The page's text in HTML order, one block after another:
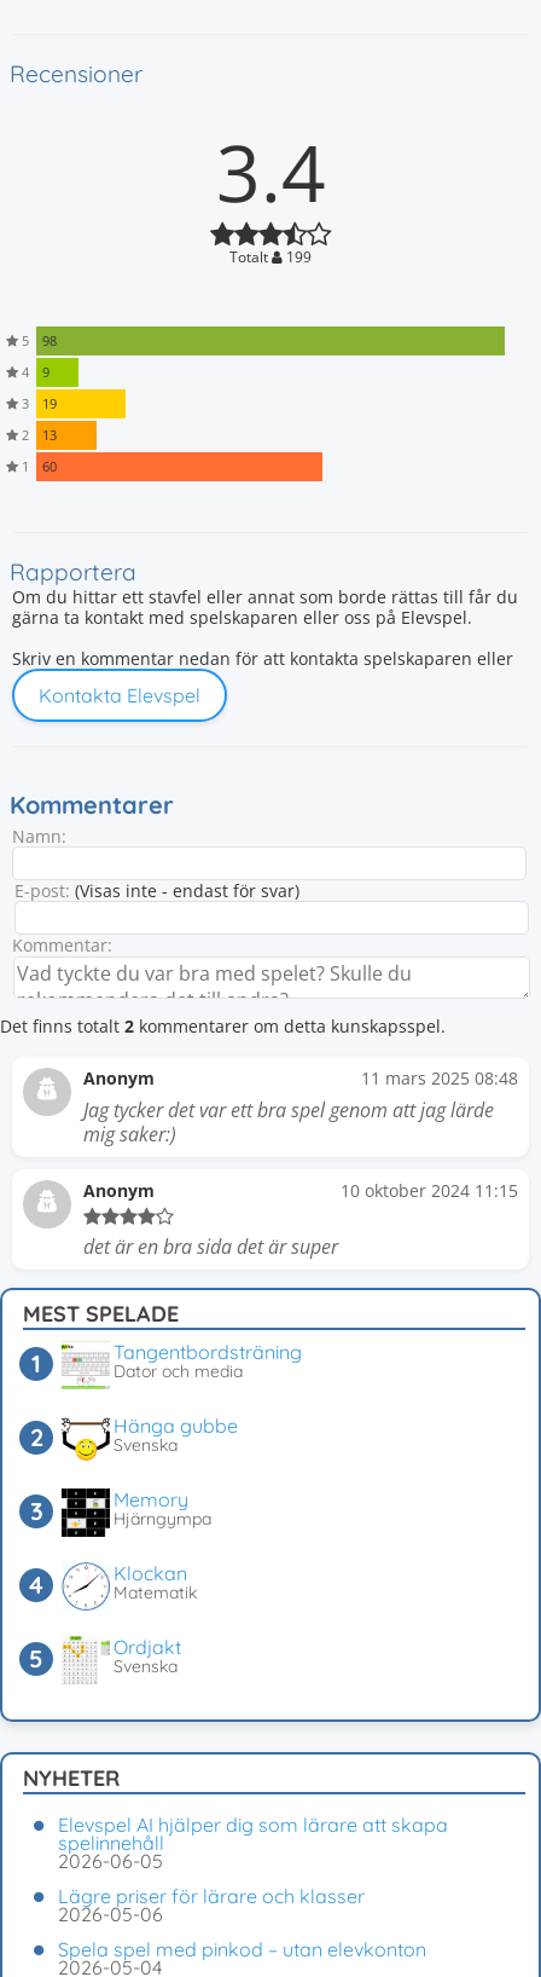
Recensioner
3.4
Totalt 199
5
98
4
9
3
19
2
13
1
60
Rapportera
Om du hittar ett stavfel eller annat som borde rättas till får du
gärna ta kontakt med spelskaparen eller oss på Elevspel.
Skriv en kommentar nedan för att kontakta spelskaparen eller
Kontakta Elevspel
Kommentarer
Namn:
E-post: (Visas inte - endast för svar)
Kommentar:
Det finns totalt 2 kommentarer om detta kunskapsspel.
Anonym 11 mars 2025 08:48
Jag tycker det var ett bra spel genom att jag lärde
mig saker:)
Anonym 10 oktober 2024 11:15
det är en bra sida det är super
MEST SPELADE
Tangentbordsträning
Dator och media
Hänga gubbe
Svenska
Memory
Hjärngympa
Klockan
Matematik
Ordjakt
Svenska
NYHETER
Elevspel AI hjälper dig som lärare att skapa
spelinnehåll
2026-06-05
Lägre priser för lärare och klasser
2026-05-06
Spela spel med pinkod – utan elevkonton
2026-05-04